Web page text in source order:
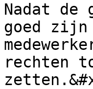
Nadat de
goed
rechten